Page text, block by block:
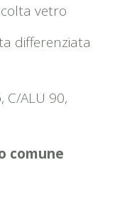
vetro
differenziata
ALU 90,
comune